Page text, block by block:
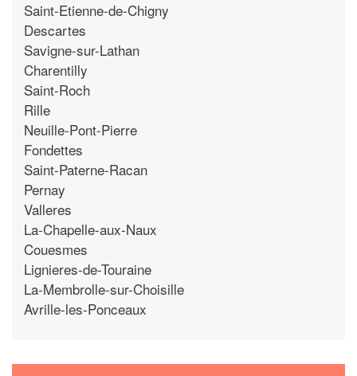
Saint-Etienne-de-Chigny
Descartes
Savigne-sur-Lathan
Charentilly
Saint-Roch
Rille
Neuille-Pont-Pierre
Fondettes
Saint-Paterne-Racan
Pernay
Valleres
La-Chapelle-aux-Naux
Couesmes
Lignieres-de-Touraine
La-Membrolle-sur-Choisille
Avrille-les-Ponceaux